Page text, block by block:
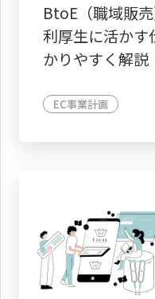
BtoE（職域販
利厚生に活かす
かりやすく解説
EC事業計画